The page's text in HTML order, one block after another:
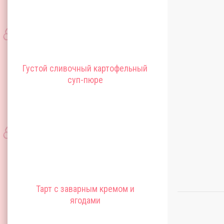
Густой сливочный картофельный
суп-пюре
Тарт с заварным кремом и
ягодами